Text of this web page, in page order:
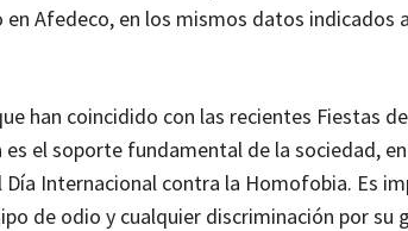
Afedeco, en los mismos datos indicados
han coincidido con las recientes Fiestas
el soporte fundamental de la sociedad,
Internacional contra la Homofobia. Es
de odio y cualquier discriminación por su